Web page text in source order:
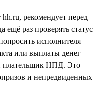
рекомендует перед
ещё раз проверять статус
исполнителя
или выплаты денег
плательщик НПД. Это
и непредвиденных